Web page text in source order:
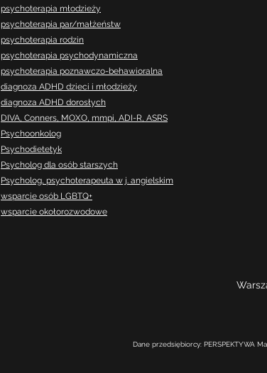
psychoterapia młodzieży
psychoterapia par/małżeństw
psychoterapia rodzin
psychoterapia psychodynamiczna
psychoterapia poznawczo-behawioralna
diagnoza ADHD dzieci i młodzieży
diagnoza ADHD dorosłych
DIVA, Conners, MOXO, mmpi, ADI-R, ASRS
Psychoonkolog
Psychodietetyk
Psycholog dla osób starszych
Psycholog, psychoterapeuta w j. angielskim
wsparcie osób LGBTQ+
wsparcie okołorozwodowe
Dane przedsiębiorcy: PERSPEKTYWA